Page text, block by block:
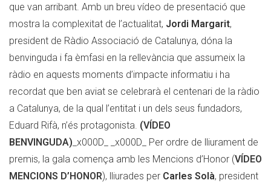
que van arribant. Amb un breu vídeo de presentació que
mostra la complexitat de l’actualitat, Jordi Margarit,
president de Ràdio Associació de Catalunya, dóna la
benvinguda i fa èmfasi en la rellevància que assumeix la
ràdio en aquests moments d’impacte informatiu i ha
recordat que ben aviat se celebrarà el centenari de la ràdio
a Catalunya, de la qual l’entitat i un dels seus fundadors,
Eduard Rifà, n’és protagonista. (VÍDEO
BENVINGUDA) _x000D_ _x000D_ Per ordre de lliurament de
premis, la gala comença amb les Mencions d’Honor (VÍDEO
MENCIONS D’HONOR), lliurades per Carles Solà, president